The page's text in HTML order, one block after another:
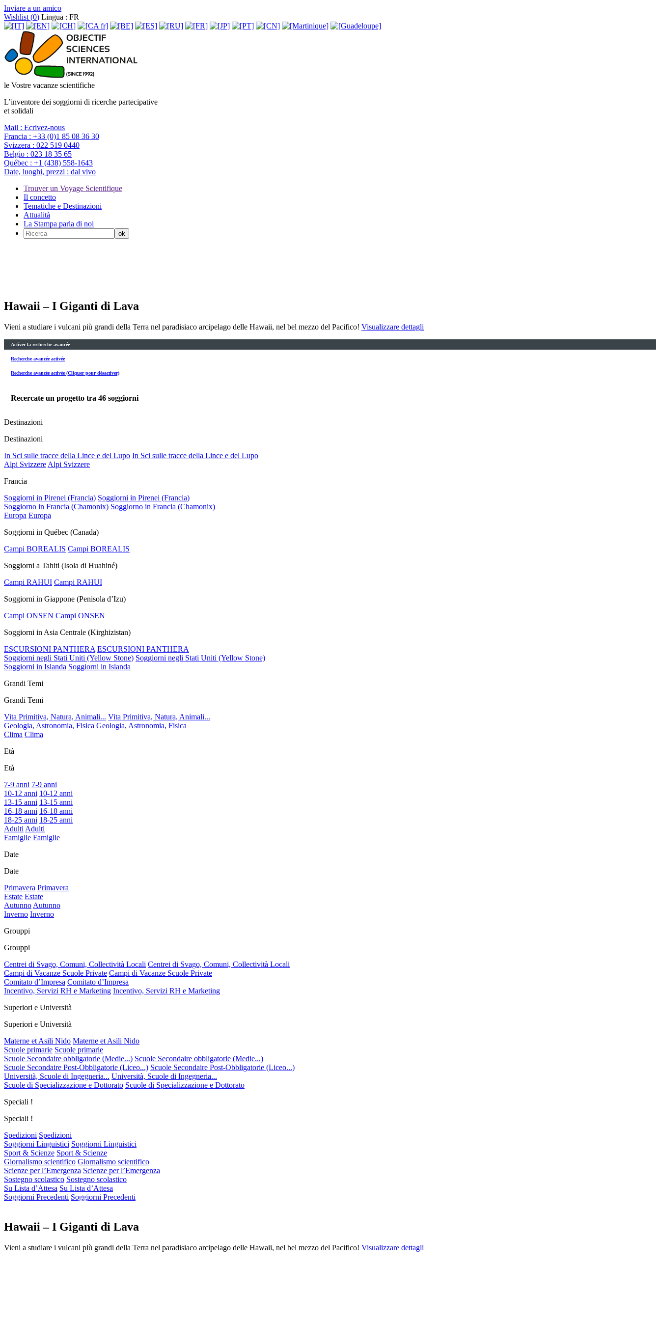
Inviare a un amico
Wishlist (0) Lingua : FR
le Vostre vacanze scientifiche
L’inventore dei soggiorni di ricerche partecipative
et solidali
Mail : Ecrivez-nous
Francia : +33 (0)1 85 08 36 30
Svizzera : 022 519 0440
Belgio : 023 18 35 65
Québec : +1 (438) 558-1643
Date, luoghi, prezzi : dal vivo
Trouver un Voyage Scientifique
Il concetto
Tematiche e Destinazioni
Attualità
La Stampa parla di noi
Hawaii – I Giganti di Lava
Vieni a studiare i vulcani più grandi della Terra nel paradisiaco arcipelago delle Hawaii, nel bel mezzo del Pacifico! Visualizzare dettagli
Activer la recherche avancée
Recherche avancée activée
Recherche avancée activée (Cliquer pour désactiver)
Recercate un progetto tra 46 soggiorni
Destinazioni
Destinazioni
In Sci sulle tracce della Lince e del Lupo In Sci sulle tracce della Lince e del Lupo
Alpi Svizzere Alpi Svizzere
Francia
Soggiorni in Pirenei (Francia) Soggiorni in Pirenei (Francia)
Soggiorno in Francia (Chamonix) Soggiorno in Francia (Chamonix)
Europa Europa
Soggiorni in Québec (Canada)
Campi BOREALIS Campi BOREALIS
Soggiorni a Tahiti (Isola di Huahiné)
Campi RAHUI Campi RAHUI
Soggiorni in Giappone (Penisola d’Izu)
Campi ONSEN Campi ONSEN
Soggiorni in Asia Centrale (Kirghizistan)
ESCURSIONI PANTHERA ESCURSIONI PANTHERA
Soggiorni negli Stati Uniti (Yellow Stone) Soggiorni negli Stati Uniti (Yellow Stone)
Soggiorni in Islanda Soggiorni in Islanda
Grandi Temi
Grandi Temi
Vita Primitiva, Natura, Animali... Vita Primitiva, Natura, Animali...
Geologia, Astronomia, Fisica Geologia, Astronomia, Fisica
Clima Clima
Età
Età
7-9 anni 7-9 anni
10-12 anni 10-12 anni
13-15 anni 13-15 anni
16-18 anni 16-18 anni
18-25 anni 18-25 anni
Adulti Adulti
Famiglie Famiglie
Date
Date
Primavera Primavera
Estate Estate
Autunno Autunno
Inverno Inverno
Grouppi
Grouppi
Centrei di Svago, Comuni, Collectività Locali Centrei di Svago, Comuni, Collectività Locali
Campi di Vacanze Scuole Private Campi di Vacanze Scuole Private
Comitato d’Impresa Comitato d’Impresa
Incentivo, Servizi RH e Marketing Incentivo, Servizi RH e Marketing
Superiori e Università
Superiori e Università
Materne et Asili Nido Materne et Asili Nido
Scuole primarie Scuole primarie
Scuole Secondaire obbligatorie (Medie...) Scuole Secondaire obbligatorie (Medie...)
Scuole Secondaire Post-Obbligatorie (Liceo...) Scuole Secondaire Post-Obbligatorie (Liceo...)
Università, Scuole di Ingegneria... Università, Scuole di Ingegneria...
Scuole di Specializzazione e Dottorato Scuole di Specializzazione e Dottorato
Speciali !
Speciali !
Spedizioni Spedizioni
Soggiorni Linguistici Soggiorni Linguistici
Sport & Scienze Sport & Scienze
Giornalismo scientifico Giornalismo scientifico
Scienze per l’Emergenza Scienze per l’Emergenza
Sostegno scolastico Sostegno scolastico
Su Lista d’Attesa Su Lista d’Attesa
Soggiorni Precedenti Soggiorni Precedenti
Hawaii – I Giganti di Lava
Vieni a studiare i vulcani più grandi della Terra nel paradisiaco arcipelago delle Hawaii, nel bel mezzo del Pacifico! Visualizzare dettagli